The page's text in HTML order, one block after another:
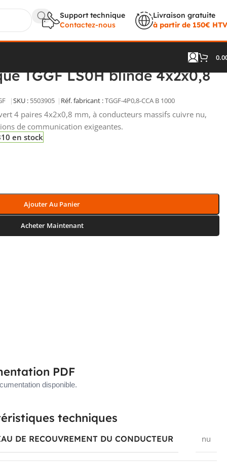
Support technique
Contactez-nous
Livraison gratuite
à partir de 150€
TGGF LS0H blindé 4x2x0,8
SKU :5503905 Réf. fabricant :TGGF-4P0,8-CCA B 1000
4 paires 4x2x0,8 mm, à conducteurs massifs cuivre nu,
de communication exigeantes.
en stock
Ajouter Au Panier
Acheter Maintenant
PDF
disponible.
techniques
DE RECOUVREMENT DU CONDUCTEUR nu